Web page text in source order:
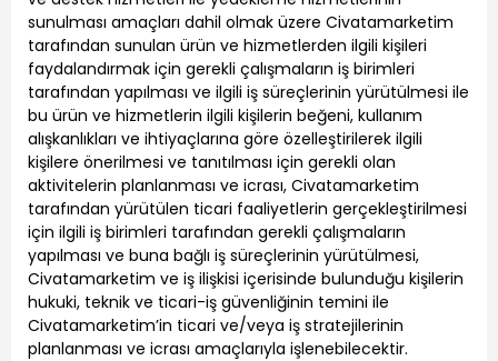
sunulması amaçları dahil olmak üzere Civatamarketim
tarafından sunulan ürün ve hizmetlerden ilgili kişileri
faydalandırmak için gerekli çalışmaların iş birimleri
tarafından yapılması ve ilgili iş süreçlerinin yürütülmesi ile
bu ürün ve hizmetlerin ilgili kişilerin beğeni, kullanım
alışkanlıkları ve ihtiyaçlarına göre özelleştirilerek ilgili
kişilere önerilmesi ve tanıtılması için gerekli olan
aktivitelerin planlanması ve icrası, Civatamarketim
tarafından yürütülen ticari faaliyetlerin gerçekleştirilmesi
için ilgili iş birimleri tarafından gerekli çalışmaların
yapılması ve buna bağlı iş süreçlerinin yürütülmesi,
Civatamarketim ve iş ilişkisi içerisinde bulunduğu kişilerin
hukuki, teknik ve ticari-iş güvenliğinin temini ile
Civatamarketim’in ticari ve/veya iş stratejilerinin
planlanması ve icrası amaçlarıyla işlenebilecektir.